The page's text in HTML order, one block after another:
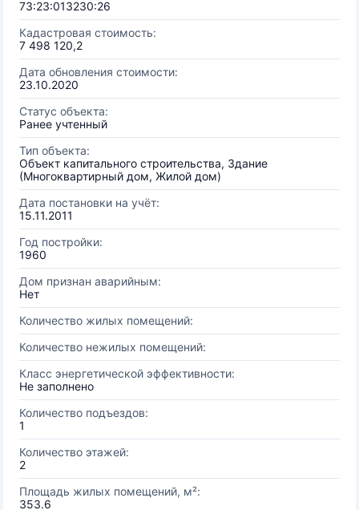
73:23:013230:26
Кадастровая стоимость:
7 498 120,2
Дата обновления стоимости:
23.10.2020
Статус объекта:
Ранее учтенный
Тип объекта:
Объект капитального строительства, Здание
(Многоквартирный дом, Жилой дом)
Дата постановки на учёт:
15.11.2011
Год постройки:
1960
Дом признан аварийным:
Нет
Количество жилых помещений:
Количество нежилых помещений:
Класс энергетической эффективности:
Не заполнено
Количество подъездов:
1
Количество этажей:
2
Площадь жилых помещений, м²:
353.6